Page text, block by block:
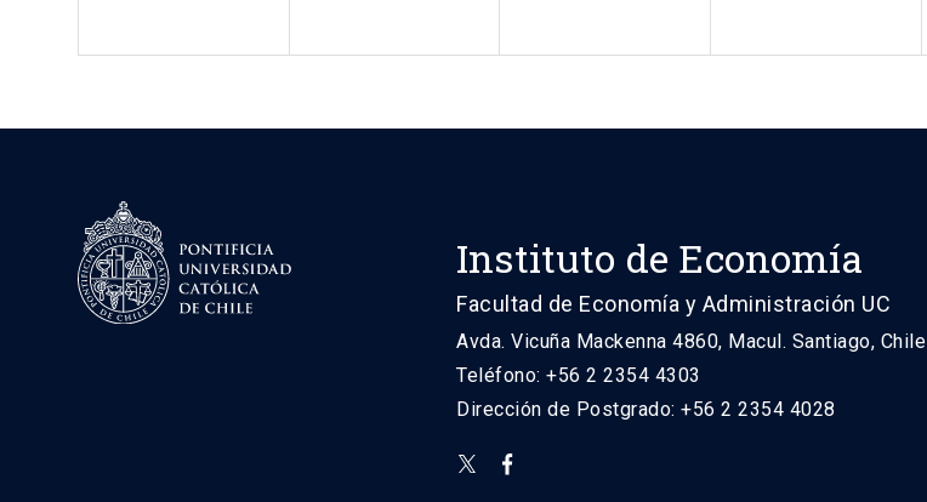
Instituto de Economía
Facultad de Economía y Administración UC
Avda. Vicuña Mackenna 4860, Macul. Santiago, Chile
Teléfono: +56 2 2354 4303
Dirección de Postgrado: +56 2 2354 4028